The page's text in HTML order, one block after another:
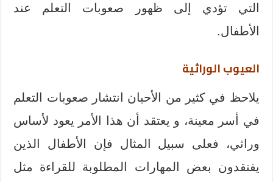
التي تؤدي إلى ظهور صعوبات التعلم عند
الأطفال.
العيوب الوراثية
يلاحظ في كثير من الأحيان انتشار صعوبات التعلم
في أسر معينة، و يعتقد أن هذا الأمر يعود لأساس
وراثي، فعلى سبيل المثال فإن الأطفال الذين
يفتقدون بعض المهارات المطلوبة للقراءة مثل